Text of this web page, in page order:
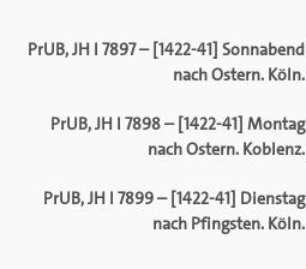
PrUB, JH I 7897 – [1422-41] Sonnabend
nach Ostern. Köln.
PrUB, JH I 7898 – [1422-41] Montag
nach Ostern. Koblenz.
PrUB, JH I 7899 – [1422-41] Dienstag
nach Pfingsten. Köln.